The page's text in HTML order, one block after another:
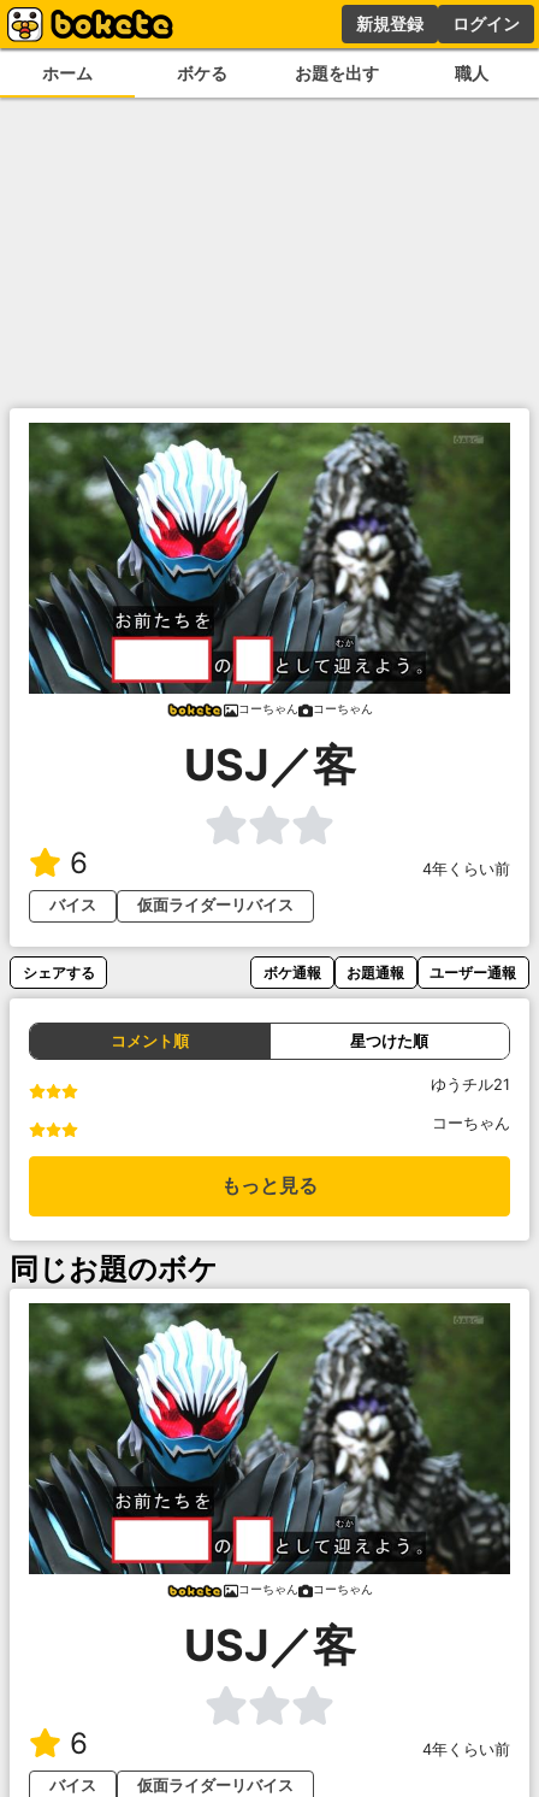
新規登録 ログイン
ホーム ボケる お題を出す 職人
コーちゃん コーちゃん
USJ／客
6
4年くらい前
バイス
仮面ライダーリバイス
シェアする ボケ通報 お題通報 ユーザー通報
コメント順 星つけた順
ゆうチル21
コーちゃん
もっと見る
同じお題のボケ
コーちゃん コーちゃん
USJ／客
6
4年くらい前
バイス
仮面ライダーリバイス